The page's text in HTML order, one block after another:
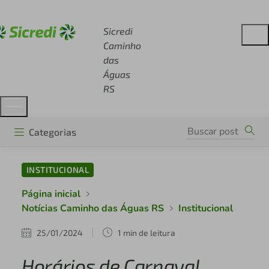
Sicredi
Caminho
das
Águas
RS
Categorias
INSTITUCIONAL
Página inicial
Notícias Caminho das Águas RS
Institucional
25/01/2024 1 min de leitura